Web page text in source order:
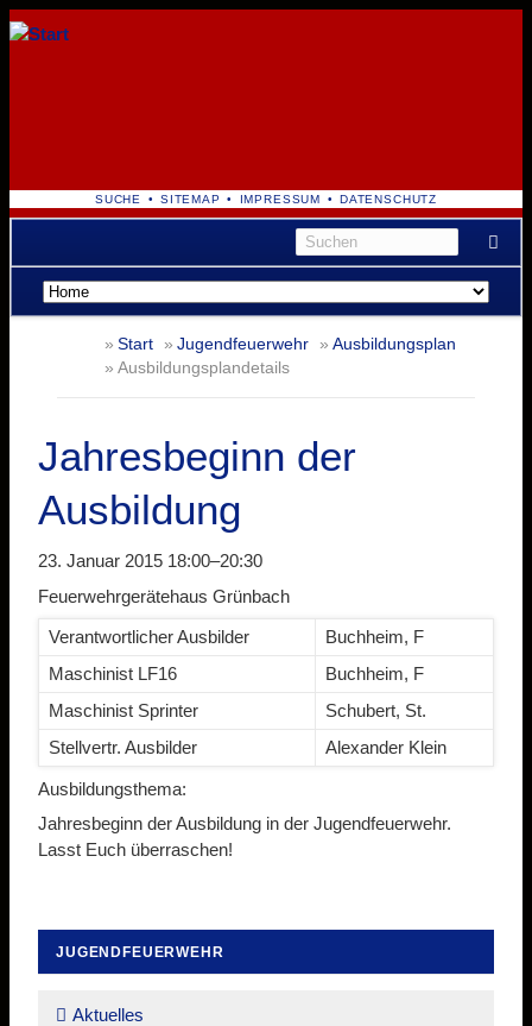
NAVIGATION
ÜBERSPRINGEN
SUCHE SITEMAP IMPRESSUM DATENSCHUTZ
Navigation
überspringen
Start Jugendfeuerwehr
Ausbildungsplan
Ausbildungsplandetails
Jahresbeginn der
Ausbildung
23. Januar 2015 18:00–20:30
Feuerwehrgerätehaus Grünbach
Verantwortlicher Ausbilder
Buchheim, F
Maschinist LF16
Buchheim, F
Maschinist Sprinter
Schubert, St.
Stellvertr. Ausbilder
Alexander Klein
Ausbildungsthema:
Jahresbeginn der Ausbildung in der Jugendfeuerwehr.
Lasst Euch überraschen!
JUGENDFEUERWEHR
überspringen
Aktuelles